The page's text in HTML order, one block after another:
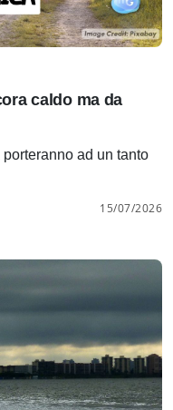
caldo ma da
ad un tanto
15/07/2026